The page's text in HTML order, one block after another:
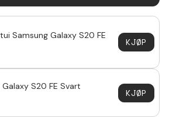
Samsung Galaxy S20 FE
KJØP
S20 FE Svart
KJØP